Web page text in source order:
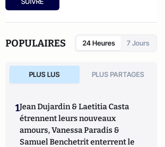
Cerf (à paraître le 27 février).
POPULAIRES 24 Heures 7 Jours
PLUS LUS PLUS PARTAGES
1Jean Dujardin & Laetitia Casta
étrennent leurs nouveaux
amours, Vanessa Paradis &
Samuel Benchetrit enterrent le